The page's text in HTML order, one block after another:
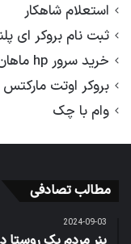
استعلام شاهکار
ثبت نام بروکر ای
خرید سرور hp ماهان
بروکر اوتت مارکتس
وام با چک
مطالب تصادفی
2024-09-03